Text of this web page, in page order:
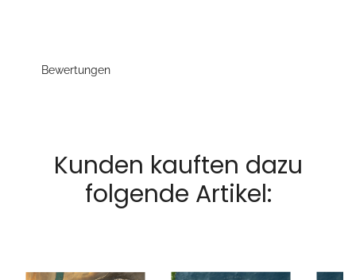
Bewertungen
Kunden kauften dazu
folgende Artikel: